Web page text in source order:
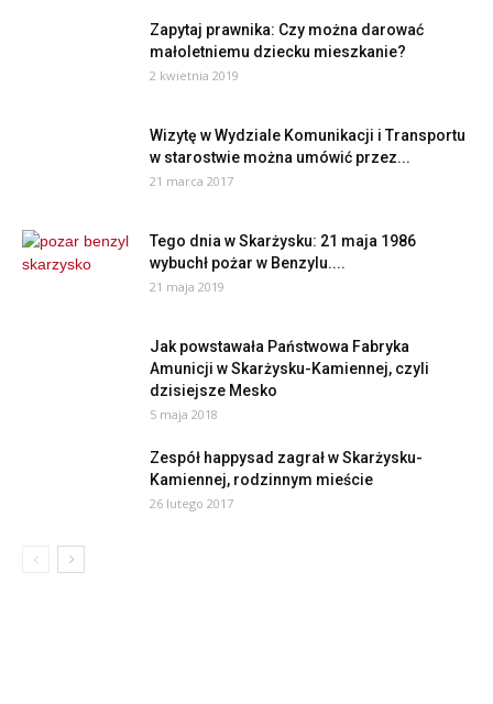
Zapytaj prawnika: Czy można darować
małoletniemu dziecku mieszkanie?
2 kwietnia 2019
Wizytę w Wydziale Komunikacji i Transportu
w starostwie można umówić przez...
21 marca 2017
Tego dnia w Skarżysku: 21 maja 1986
wybuchł pożar w Benzylu....
21 maja 2019
Jak powstawała Państwowa Fabryka
Amunicji w Skarżysku-Kamiennej, czyli
dzisiejsze Mesko
5 maja 2018
Zespół happysad zagrał w Skarżysku-
Kamiennej, rodzinnym mieście
26 lutego 2017